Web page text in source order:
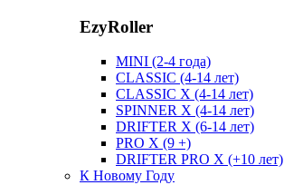
EzyRoller
MINI (2-4 года)
CLASSIC (4-14 лет)
CLASSIC X (4-14 лет)
SPINNER X (4-14 лет)
DRIFTER X (6-14 лет)
PRO X (9 +)
DRIFTER PRO X (+10 лет)
К Новому Году